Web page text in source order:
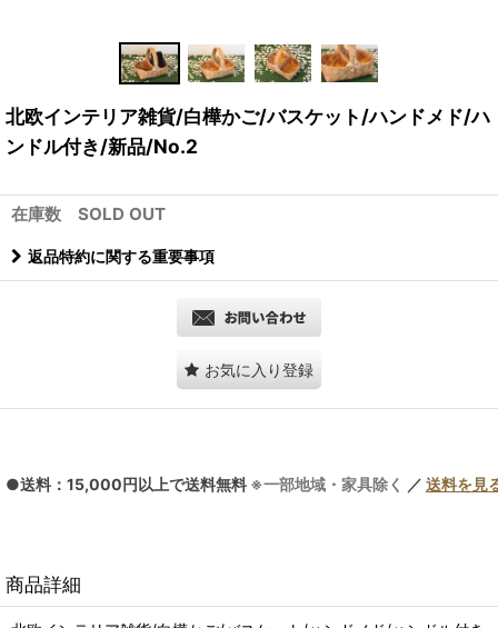
北欧インテリア雑貨/白樺かご/バスケット/ハンドメド/ハ
ンドル付き/新品/No.2
在庫数 SOLD OUT
返品特約に関する重要事項
お気に入り登録
●送料：15,000円以上で送料無料 ※一部地域・家具除く ／ 送料を見
商品詳細